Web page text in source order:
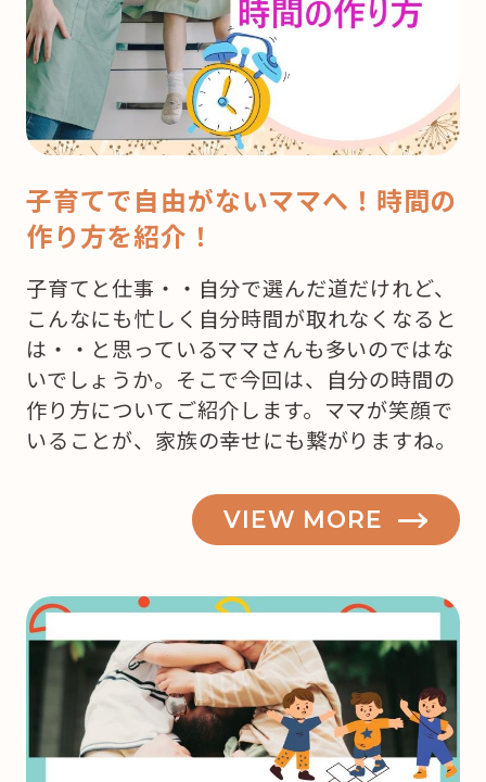
子育てで自由がないママへ！時間の
作り方を紹介！
子育てと仕事・・自分で選んだ道だけれど、
こんなにも忙しく自分時間が取れなくなると
は・・と思っているママさんも多いのではな
いでしょうか。そこで今回は、自分の時間の
作り方についてご紹介します。ママが笑顔で
いることが、家族の幸せにも繋がりますね。
VIEW MORE